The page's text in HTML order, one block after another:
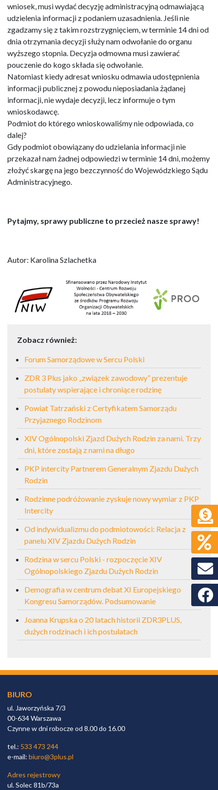
wniosek, musi wydać decyzję administracyjną odmawiającą
udzielenia informacji z podaniem uzasadnienia. Jeśli nie
zgadzamy się z takim rozstrzygnięciem, w terminie 14 dni od
dnia otrzymania decyzji służy nam odwołanie do organu
wyższego stopnia. Decyzja odmowna musi zawierać
pouczenie do kogo składa się odwołanie.
Natomiast kiedy adresat wniosku odmawia udostępnienia
informacji publicznej z powodu nieposiadania żądanej
informacji, nie wydaje decyzji, lecz informuje o tym
wnioskodawcę.
Podmiot do którego wnioskowaliśmy nie odpowiada, co
dalej?
Gdy podmiot obowiązany do udzielania informacji nie
przekazał nam żadnej odpowiedzi w terminie 14 dni, możemy
złożyć skargę na jego bezczynność do Wojewódzkiego Sądu
Administracyjnego.
Pytajmy, sprawy publiczne to przecież nasze sprawy!
Autor: Karolina Szlachetka
Zobacz również:
Forum Samorządowe w Sercu Polski
ZDR 3 Plus jako „związek zawodowy” prezentuje
postulaty wspierające i chroniące rodzinę
Powiat Tatrzański z Certyfikatem Samorządu
Przyjaznego Rodzinom
XIV Ogólnopolski Zjazd Dużych Rodzin za nami. Trzy
dni, które zostają z nami na długo
PKP intercity Partnerem Generalnym Zjazdu Dużych
Rodzin
Rodzinne podróżowanie zyskuje nowy wymiar z PKP
Intercity
Od indywidualizmu do podmiotowości: Relacja z
panelu XIV Zjazdu Dużych Rodzin
Rodzina w sercu Polski - rozpoczęcie XIV
Ogólnopolskiego Zjazdu Dużych Rodzin
Demografia w centrum debat XI Europejskiego
Kongresu Samorządów. Podsumowanie
Joanna Krupska o 20 latach historii ZDR3PLUS,
dużych rodzinach i ich postulatach
BIURO
ul. Jaworzyńska 7/3
00-634 Warszawa
Czynne w dni robocze od 8.00 do 16.00
tel.: 533 473 244
e-mail: biuro@3plus.pl
Adres rejestrowy
ul. Solec 81b/73a